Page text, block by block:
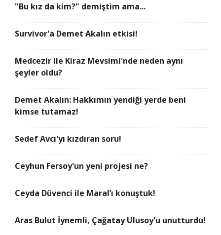
"Bu kız da kim?" demiştim ama...
Survivor'a Demet Akalın etkisi!
Medcezir ile Kiraz Mevsimi'nde neden aynı
şeyler oldu?
Demet Akalın: Hakkımın yendiği yerde beni
kimse tutamaz!
Sedef Avcı'yı kızdıran soru!
Ceyhun Fersoy'un yeni projesi ne?
Ceyda Düvenci ile Maral’ı konuştuk!
Aras Bulut İynemli, Çağatay Ulusoy'u unutturdu!